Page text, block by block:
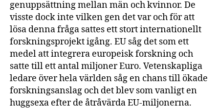
genuppsättning mellan män och kvinnor. De
visste dock inte vilken gen det var och för att
lösa denna fråga sattes ett stort internationellt
forskningsprojekt igång. EU såg det som ett
medel att integrera europeisk forskning och
satte till ett antal miljoner Euro. Vetenskapliga
ledare över hela världen såg en chans till ökade
forskningsanslag och det blev som vanligt en
huggsexa efter de åtråvärda EU-miljonerna.